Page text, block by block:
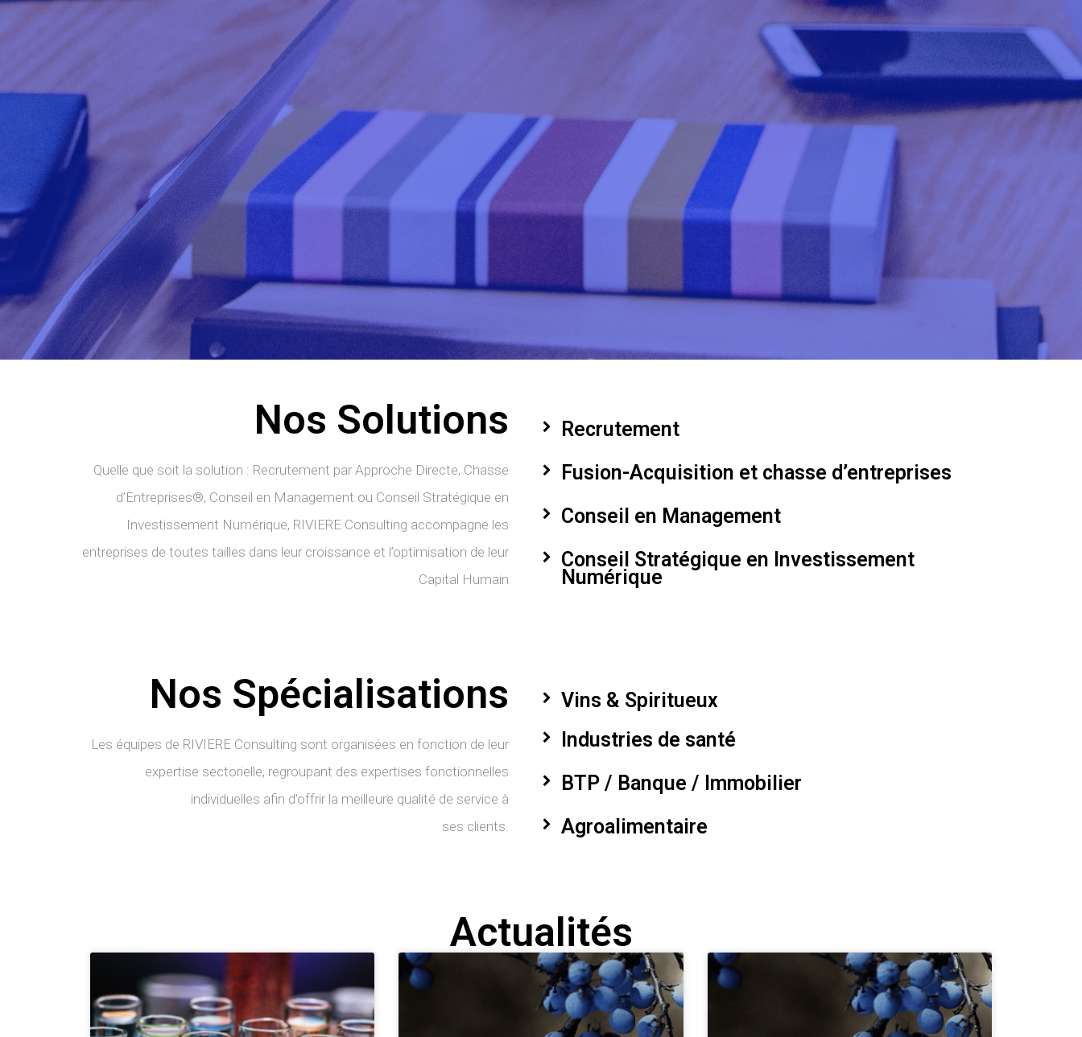
Nos Solutions
Quelle que soit la solution : Recrutement par Approche Directe, Chasse
d’Entreprises®, Conseil en Management ou Conseil Stratégique en
Investissement Numérique, RIVIERE Consulting accompagne les
entreprises de toutes tailles dans leur croissance et l’optimisation de leur
Capital Humain
Recrutement
Fusion-Acquisition et chasse d’entreprises
Conseil en Management
Conseil Stratégique en Investissement
Numérique
Nos Spécialisations
Les équipes de RIVIERE Consulting sont organisées en fonction de leur
expertise sectorielle, regroupant des expertises fonctionnelles
individuelles afin d’offrir la meilleure qualité de service à
ses clients.
Vins & Spiritueux
Industries de santé
BTP / Banque / Immobilier
Agroalimentaire
Actualités